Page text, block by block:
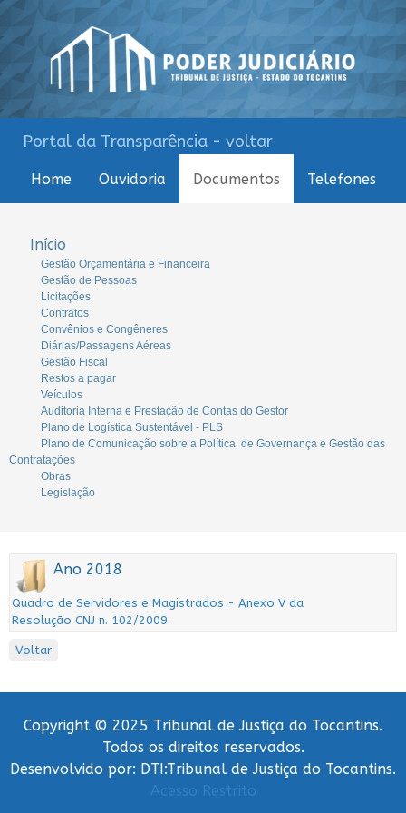
Portal da Transparência - voltar
Home Ouvidoria Documentos Telefones
Início
Gestão Orçamentária e Financeira
Gestão de Pessoas
Licitações
Contratos
Convênios e Congêneres
Diárias/Passagens Aéreas
Gestão Fiscal
Restos a pagar
Veículos
Auditoria Interna e Prestação de Contas do Gestor
Plano de Logística Sustentável - PLS
Plano de Comunicação sobre a Política de Governança e Gestão das
Contratações
Obras
Legislação
Ano 2018
Quadro de Servidores e Magistrados - Anexo V da
Resolução CNJ n. 102/2009.
Voltar
Copyright © 2025 Tribunal de Justiça do Tocantins.
Todos os direitos reservados.
Desenvolvido por: DTI:Tribunal de Justiça do Tocantins.